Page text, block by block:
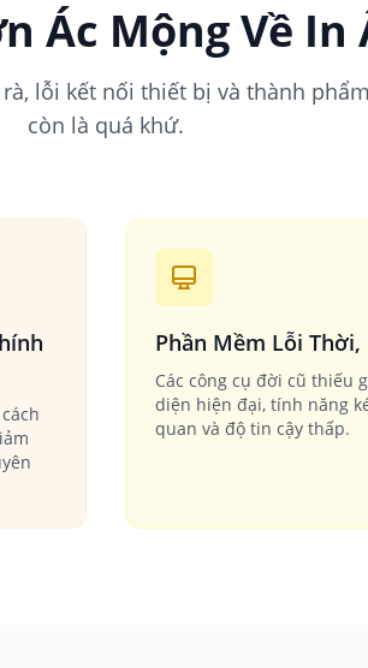
Ác Mộng Về In
lỗi kết nối thiết bị và thành
còn là quá khứ.
Phần Mềm Lỗi Thời,
Các công cụ đời cũ thiếu
diện hiện đại, tính năng
quan và độ tin cậy thấp.